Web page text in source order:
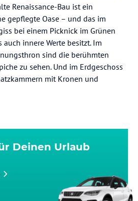
Renaissance-Bau ist ein
gepflegte Oase – und das im
bei einem Picknick im Grünen
auch innere Werte besitzt. Im
sind die berühmten
zu sehen. Und im Erdgeschoss
mit Kronen und
Deinen Urlaub